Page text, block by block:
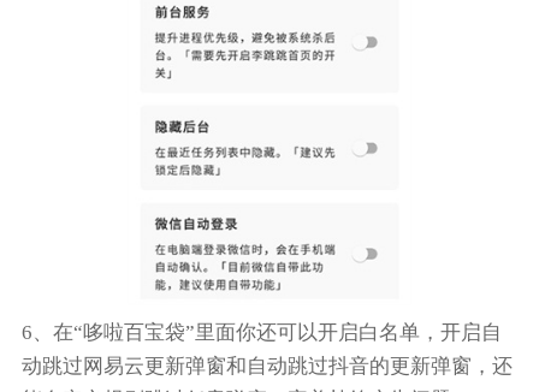
6、在“哆啦百宝袋”里面你还可以开启白名单，开启自
动跳过网易云更新弹窗和自动跳过抖音的更新弹窗，还